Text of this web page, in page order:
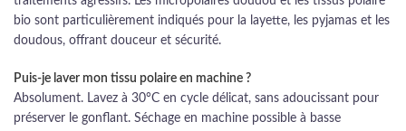
bio sont particulièrement indiqués pour la layette, les pyjamas et les
doudous, offrant douceur et sécurité.
Puis-je laver mon tissu polaire en machine ?
Absolument. Lavez à 30°C en cycle délicat, sans adoucissant pour
préserver le gonflant. Séchage en machine possible à basse